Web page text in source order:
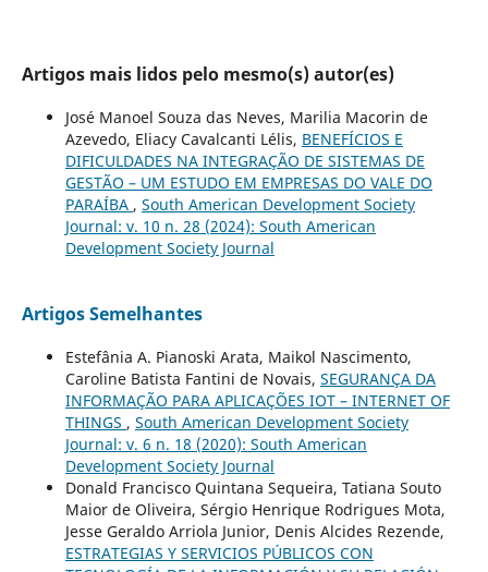
Artigos mais lidos pelo mesmo(s) autor(es)
José Manoel Souza das Neves, Marilia Macorin de
Azevedo, Eliacy Cavalcanti Lélis, BENEFÍCIOS E
DIFICULDADES NA INTEGRAÇÃO DE SISTEMAS DE
GESTÃO – UM ESTUDO EM EMPRESAS DO VALE DO
PARAÍBA , South American Development Society
Journal: v. 10 n. 28 (2024): South American
Development Society Journal
Artigos Semelhantes
Estefânia A. Pianoski Arata, Maikol Nascimento,
Caroline Batista Fantini de Novais, SEGURANÇA DA
INFORMAÇÃO PARA APLICAÇÕES IOT – INTERNET OF
THINGS , South American Development Society
Journal: v. 6 n. 18 (2020): South American
Development Society Journal
Donald Francisco Quintana Sequeira, Tatiana Souto
Maior de Oliveira, Sérgio Henrique Rodrigues Mota,
Jesse Geraldo Arriola Junior, Denis Alcides Rezende,
ESTRATEGIAS Y SERVICIOS PÚBLICOS CON